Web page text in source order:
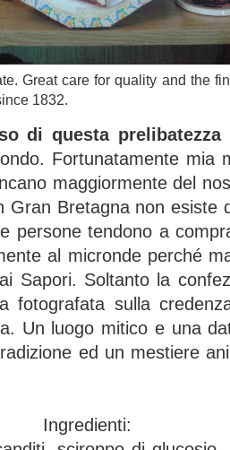
Great care for quality and the
1832.
di questa prelibatezza
Fortunatamente mia
maggiormente del
Bretagna non esiste
persone tendono a
al micronde perché
Sapori. Soltanto la
fotografata sulla
Un luogo mitico e una
ed un mestiere
Ingredienti: